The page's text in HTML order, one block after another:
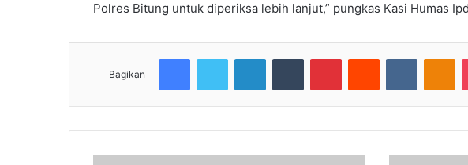
Polres Bitung untuk diperiksa lebih lanjut,” pungkas Kasi Humas
Bagikan
FacebookTwitter LinkedInTumblr PinterestReddit VKontakte